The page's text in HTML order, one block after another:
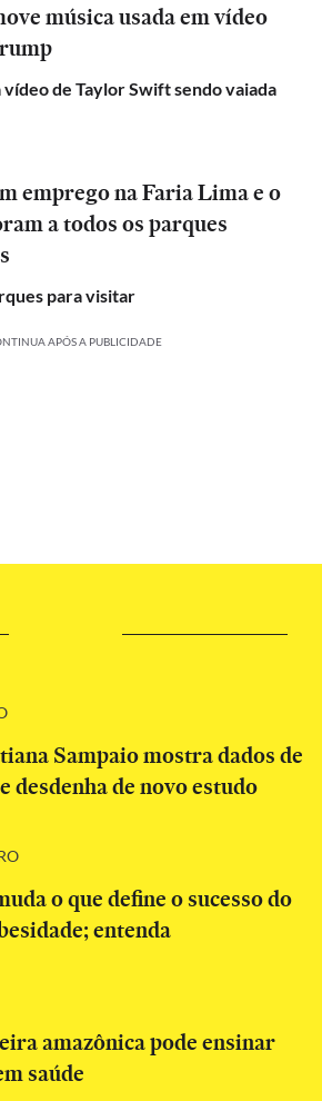
música usada em vídeo
de Taylor Swift sendo vaiada
emprego na Faria Lima e o
a todos os parques
para visitar
APÓS A PUBLICIDADE
Sampaio mostra dados de
desdenha de novo estudo
o que define o sucesso do
entenda
amazônica pode ensinar
saúde